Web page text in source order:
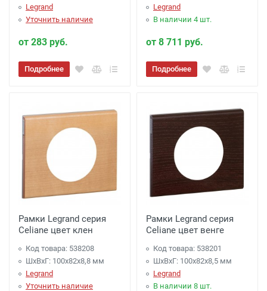
Legrand
Уточнить наличие
от 283 руб.
Подробнее
Legrand
В наличии 4 шт.
от 8 711 руб.
Подробнее
Рамки Legrand серия
Celiane цвет клен
Код товара: 538208
ШхВхГ: 100x82x8,8 мм
Legrand
Уточнить наличие
Рамки Legrand серия
Celiane цвет венге
Код товара: 538201
ШхВхГ: 100x82x8,5 мм
Legrand
В наличии 8 шт.